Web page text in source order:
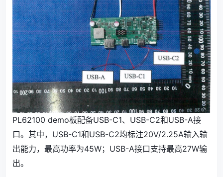
PL62100 demo板配备USB-C1、USB-C2和USB-A接
口。其中，USB-C1和USB-C2均标注20V/2.25A输入输
出能力，最高功率为45W；USB-A接口支持最高27W输
出。